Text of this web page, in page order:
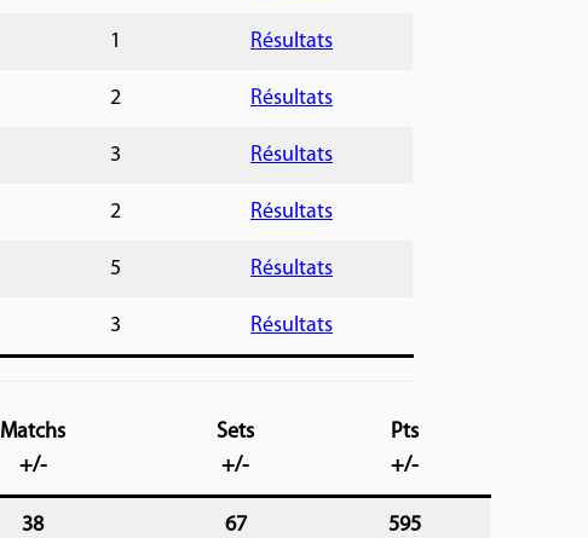
1 Résultats
2 Résultats
3 Résultats
2 Résultats
5 Résultats
3 Résultats
Matchs
+/-
Sets
+/-
Pts
+/-
38 67 595